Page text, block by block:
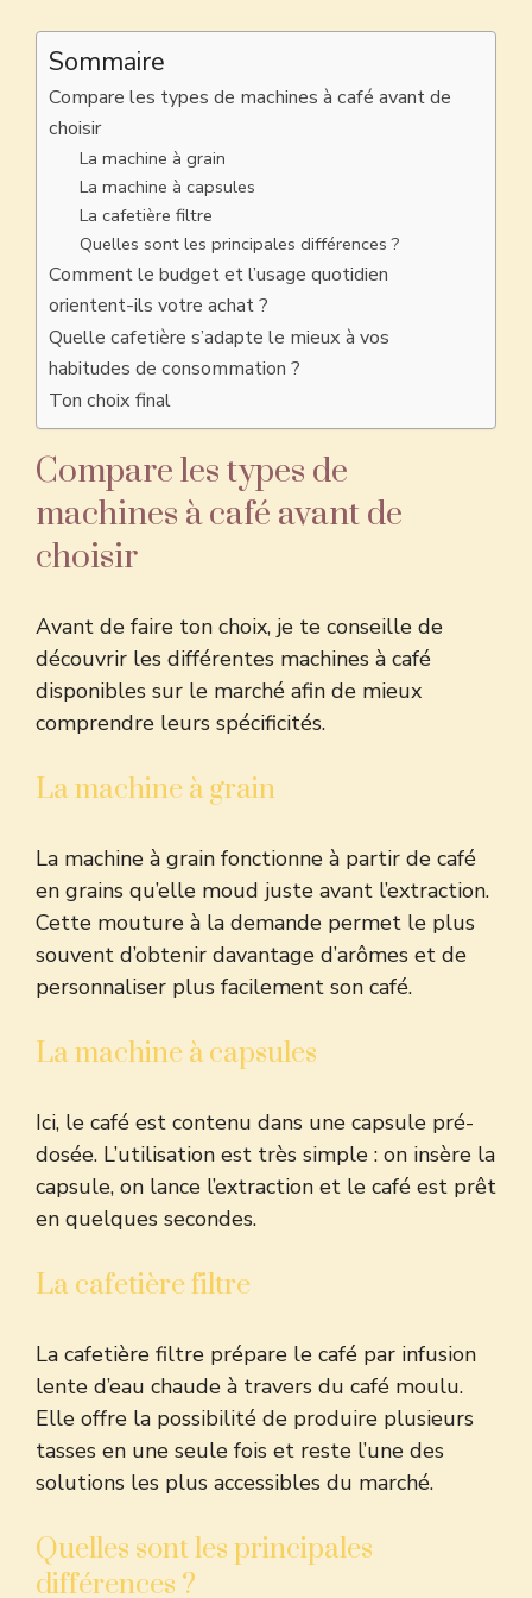
Sommaire
Compare les types de machines à café avant de
choisir
La machine à grain
La machine à capsules
La cafetière filtre
Quelles sont les principales différences ?
Comment le budget et l’usage quotidien
orientent-ils votre achat ?
Quelle cafetière s’adapte le mieux à vos
habitudes de consommation ?
Ton choix final
Compare les types de
machines à café avant de
choisir
Avant de faire ton choix, je te conseille de
découvrir les différentes machines à café
disponibles sur le marché afin de mieux
comprendre leurs spécificités.
La machine à grain
La machine à grain fonctionne à partir de café
en grains qu’elle moud juste avant l’extraction.
Cette mouture à la demande permet le plus
souvent d’obtenir davantage d’arômes et de
personnaliser plus facilement son café.
La machine à capsules
Ici, le café est contenu dans une capsule pré-
dosée. L’utilisation est très simple : on insère la
capsule, on lance l’extraction et le café est prêt
en quelques secondes.
La cafetière filtre
La cafetière filtre prépare le café par infusion
lente d’eau chaude à travers du café moulu.
Elle offre la possibilité de produire plusieurs
tasses en une seule fois et reste l’une des
solutions les plus accessibles du marché.
Quelles sont les principales
différences ?